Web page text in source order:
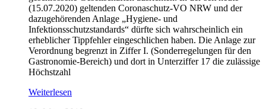
(15.07.2020) geltenden Coronaschutz-VO NRW und der
dazugehörenden Anlage „Hygiene- und
Infektionsschutzstandards“ dürfte sich wahrscheinlich ein
erheblicher Tippfehler eingeschlichen haben. Die Anlage zur
Verordnung begrenzt in Ziffer I. (Sonderregelungen für den
Gastronomie-Bereich) und dort in Unterziffer 17 die zulässige
Höchstzahl
Weiterlesen